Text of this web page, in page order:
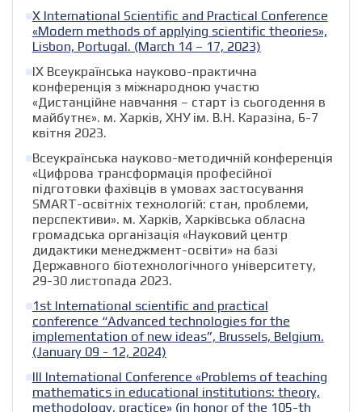
X International Scientific and Practical Conference
«Modern methods of applying scientific theories»,
Lisbon, Portugal. (March 14 – 17, 2023)
ІХ Всеукраїнська науково-практична
конференція з міжнародною участю
«Дистанційне навчання – старт із сьогодення в
майбутнє». м. Харків, ХНУ ім. В.Н. Каразіна, 6-7
квітня 2023.
Всеукраїнська науково-методичній конференція
«Цифрова трансформація професійної
підготовки фахівців в умовах застосування
SMART-освітніх технологій: стан, проблеми,
перспективи». м. Харків, Харківська обласна
громадська організація «Науковий центр
дидактики менеджмент-освіти» на базі
Державного біотехнологічного університету,
29-30 листопада 2023.
1st International scientific and practical
conference “Advanced technologies for the
implementation of new ideas”, Brussels, Belgium.
(January 09 - 12, 2024)
III International Conference «Problems of teaching
mathematics in educational institutions: theory,
methodology, practice» (in honor of the 105-th